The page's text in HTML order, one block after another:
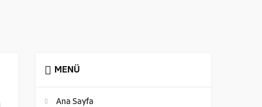
MENÜ
Ana Sayfa